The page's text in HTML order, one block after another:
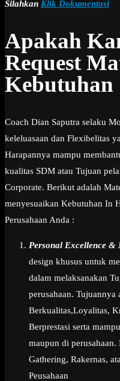
Silahkan Klik Dokumentasi
Apakah
Request
Kebutuhan
Coach Dian Saputra selaku
keleluasaan dan Flexibelitas
Harapannya mampu
kualitas SDM atau Tujuan
Corporate. Berikut adalah
menyesuaikan Kebutuhan In
Perusahaan Anda :
Personal Excellence &
design khusus untuk
dalam melaksanakan
perusahaan.
Berkualitas,Loyalitas,
Berprestasi serta
maupun di
Gathering, Rakernas,
Peusahaan